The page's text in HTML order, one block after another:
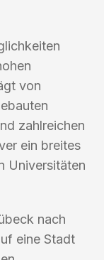
von
zahlreichen
ein breites
Universitäten
nach
eine Stadt